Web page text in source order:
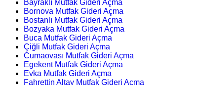
Bayraklı Mutfak Gideri Açma
Bornova Mutfak Gideri Açma
Bostanlı Mutfak Gideri Açma
Bozyaka Mutfak Gideri Açma
Buca Mutfak Gideri Açma
Çiğli Mutfak Gideri Açma
Cumaovası Mutfak Gideri Açma
Egekent Mutfak Gideri Açma
Evka Mutfak Gideri Açma
Fahrettin Altay Mutfak Gideri Açma